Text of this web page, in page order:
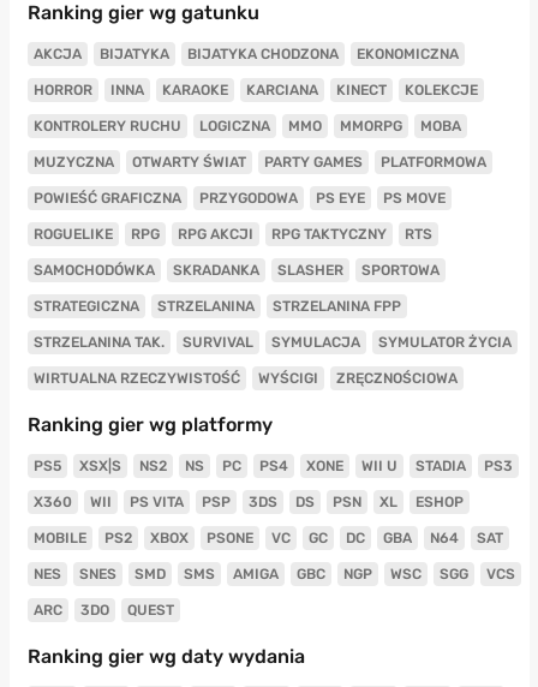
Ranking gier wg gatunku
AKCJA BIJATYKA BIJATYKA CHODZONA EKONOMICZNA
HORROR INNA KARAOKE KARCIANA KINECT KOLEKCJE
KONTROLERY RUCHU LOGICZNA MMO MMORPG MOBA
MUZYCZNA OTWARTY ŚWIAT PARTY GAMES PLATFORMOWA
POWIEŚĆ GRAFICZNA PRZYGODOWA PS EYE PS MOVE
ROGUELIKE RPG RPG AKCJI RPG TAKTYCZNY RTS
SAMOCHODÓWKA SKRADANKA SLASHER SPORTOWA
STRATEGICZNA STRZELANINA STRZELANINA FPP
STRZELANINA TAK. SURVIVAL SYMULACJA SYMULATOR ŻYCIA
WIRTUALNA RZECZYWISTOŚĆ WYŚCIGI ZRĘCZNOŚCIOWA
Ranking gier wg platformy
PS5 XSX|S NS2 NS PC PS4 XONE WII U STADIA PS3
X360 WII PS VITA PSP 3DS DS PSN XL ESHOP
MOBILE PS2 XBOX PSONE VC GC DC GBA N64 SAT
NES SNES SMD SMS AMIGA GBC NGP WSC SGG VCS
ARC 3DO QUEST
Ranking gier wg daty wydania